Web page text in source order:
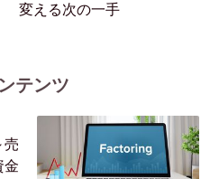
変える次の一手
テンツ
売
金